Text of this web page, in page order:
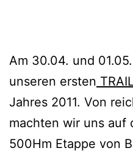
Am 30.04. und
unseren ersten
Jahres 2011. Von
machten wir uns auf
500Hm Etappe von